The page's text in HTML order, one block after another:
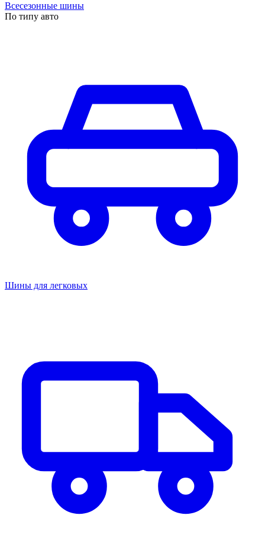
Всесезонные шины
По типу авто
Шины для легковых